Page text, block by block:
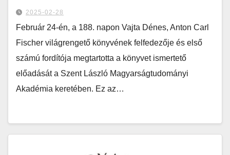
2025-02-28
Február 24-én, a 188. napon Vajta Dénes, Anton Carl
Fischer világrengető könyvének felfedezője és első
számú fordítója megtartotta a könyvet ismertető
előadását a Szent László Magyarságtudományi
Akadémia keretében. Ez az…